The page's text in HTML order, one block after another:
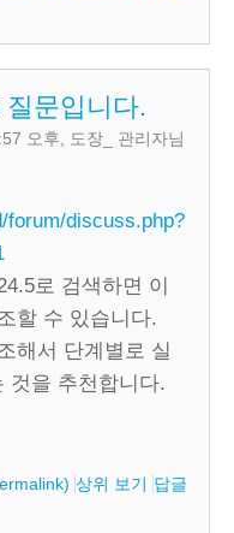
문입니다.
오후 도장_ 관리자님
forum/discuss.php?
로 검색하면 이
할 수 있습니다.
해서 단계별로 실
것을 추천합니다.
상위 보기 답글